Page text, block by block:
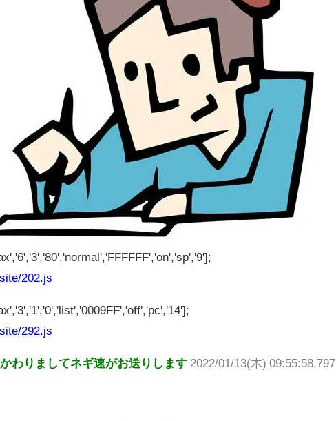
202.js
292.js
わりましてネギ速がお送りします 2022/01/13(木) 09:55:58.797